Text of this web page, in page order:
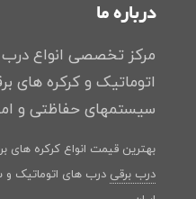
درباره ما
مرکز تخصصی انواع درب
اتوماتیک و کرکره های
سیستمهای حفاظتی و
بهترین قیمت انواع کرکره های
درب برقی درب های اتوماتیک